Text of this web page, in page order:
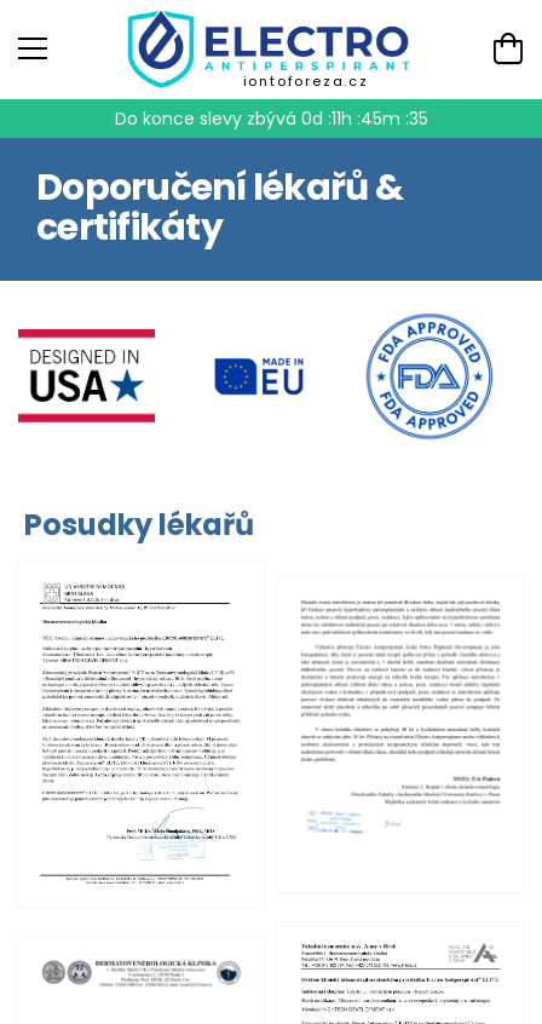
iontoforeza.cz
Do konce slevy zbývá 0d :11h :45m :34
Doporučení lékařů &
certifikáty
Posudky lékařů